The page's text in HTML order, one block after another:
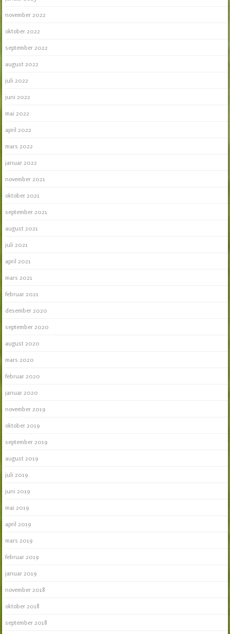
november 2022
oktober 2022
september 2022
august 2022
juli 2022
juni 2022
mai 2022
april 2022
mars 2022
januar 2022
november 2021
oktober 2021
september 2021
august 2021
juli 2021
april 2021
mars 2021
februar 2021
desember 2020
september 2020
august 2020
mars 2020
februar 2020
januar 2020
november 2019
oktober 2019
september 2019
august 2019
juli 2019
juni 2019
mai 2019
april 2019
mars 2019
februar 2019
januar 2019
november 2018
oktober 2018
september 2018